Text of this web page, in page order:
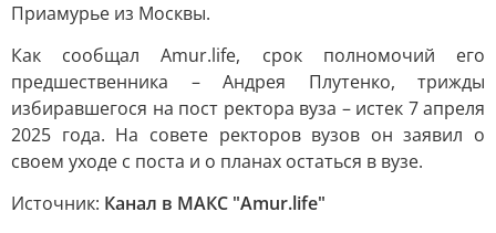
Приамурье из Москвы.
Как сообщал Amur.life, срок полномочий его
предшественника – Андрея Плутенко, трижды
избиравшегося на пост ректора вуза – истек 7 апреля
2025 года. На совете ректоров вузов он заявил о
своем уходе с поста и о планах остаться в вузе.
Источник: Канал в МАКС "Аmur.life"